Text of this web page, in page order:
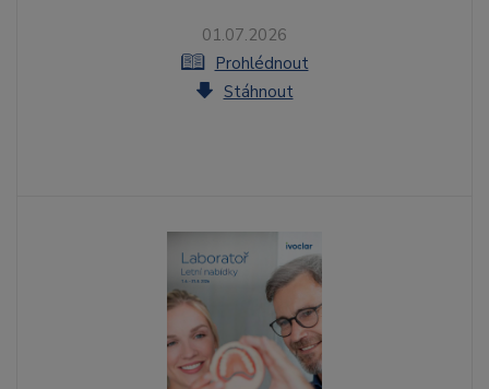
01.07.2026
Prohlédnout
Stáhnout